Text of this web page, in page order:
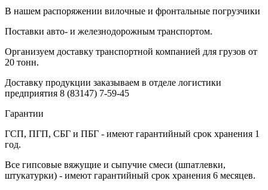
В нашем распоряжении вилочные и фронтальные погрузчики
Поставки авто- и железнодорожным транспортом.
Организуем доставку транспортной компанией для грузов от
20 тонн.
Доставку продукции заказываем в отделе логистики
предприятия 8 (83147) 7-59-45
Гарантии
ГСП, ПГП, СБГ и ПБГ - имеют гарантийный срок хранения 1
год.
Все гипсовые вяжущие и сыпучие смеси (шпатлевки,
штукатурки) - имеют гарантийный срок хранения 6 месяцев.